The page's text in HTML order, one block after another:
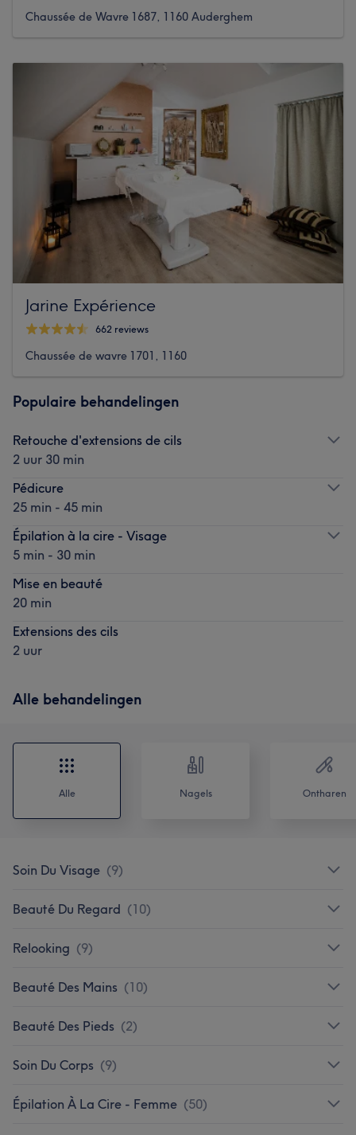
Chaussée de Wavre 1687, 1160 Auderghem
Jarine Expérience
662 reviews
Chaussée de wavre 1701, 1160
Populaire behandelingen
Retouche d'extensions de cils
2 uur 30 min
Pédicure
25 min - 45 min
Épilation à la cire - Visage
5 min - 30 min
Mise en beauté
20 min
Extensions des cils
2 uur
Alle behandelingen
Alle Nagels Ontharen
Soin Du Visage (9)
Beauté Du Regard (10)
Relooking (9)
Beauté Des Mains (10)
Beauté Des Pieds (2)
Soin Du Corps (9)
Épilation À La Cire - Femme (50)